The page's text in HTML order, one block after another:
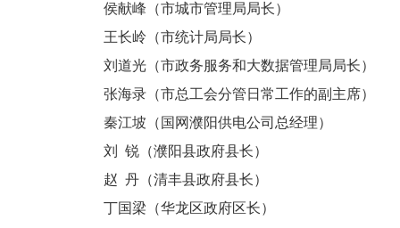
侯献峰（市城市管理局局长）
王长岭（市统计局局长）
刘道光（市政务服务和大数据管理局局长）
张海录（市总工会分管日常工作的副主席）
秦江坡（国网濮阳供电公司总经理）
刘 锐（濮阳县政府县长）
赵 丹（清丰县政府县长）
丁国梁（华龙区政府区长）